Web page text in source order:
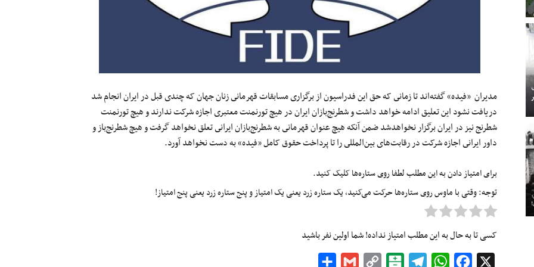
مدیران «فیده» گفته‌اند تا زمانى که حق این فدراسیون از برگزارى مسابقات قهرمانى زنان جهان که چندى قبل در ایران انجام شد
دریافت نشود این تعلیق ادامه خواهد داشت و شطرنج‌بازان ایران در هیچ تورنمنت معتبرى اجازه شرکت ندارند و هیچ تورنمنت
شطرنج نیز در ایران برگزار نخواهدشد ضمن آنکه هیچ عنوان قهرمانى به شطرنج‌بازان ایرانى تعلق نخواهد گرفت و هیچ شطرنج‌باز و
داور ایرانى اجازه شرکت در رقابت‌هاى بین‌المللى را تا پرداخت حقوق کامل «فیده» به دست نخواهد آورد.
برای امتیاز دادن به این مطلب لطفا روی ستاره‌ها کلیک کنید.
توجه: وقتی با ماوس روی ستاره‌ها حرکت می‌کنید، یک ستاره زرد یعنی یک امتیاز و پنج ستاره زرد یعنی پنج امتیاز!
کسی تا به حال به این مطلب امتیاز نداده! شما اولین نفر باشید
Facebook
WhatsApp
Telegram
Balatarin
Copy
Gmail